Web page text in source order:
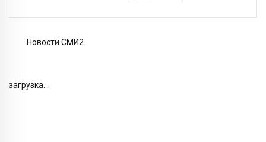
Новости СМИ2
загрузка...